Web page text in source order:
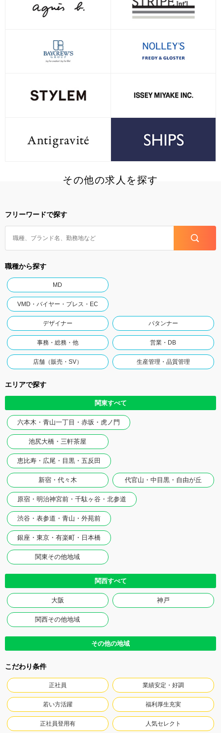
その他の求人を探す
フリーワードで探す
職種から探す
MD
VMD・バイヤー・プレス・EC
デザイナー パタンナー
事務・総務・他 営業・DB
店舗（販売・SV） 生産管理・品質管理
エリアで探す
関東すべて
六本木・青山一丁目・赤坂・虎ノ門
池尻大橋・三軒茶屋
恵比寿・広尾・目黒・五反田
新宿・代々木 代官山・中目黒・自由が丘
原宿・明治神宮前・千駄ヶ谷・北参道
渋谷・表参道・青山・外苑前
銀座・東京・有楽町・日本橋
関東その他地域
関西すべて
大阪 神戸
関西その他地域
その他の地域
こだわり条件
正社員 業績安定・好調
若い方活躍 福利厚生充実
正社員登用有 人気セレクト